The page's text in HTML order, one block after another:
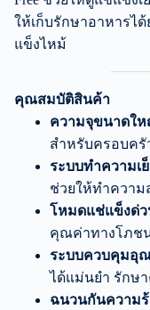
ให้เก็บรักษาอาหารไ
แข็งไหม้
คุณสมบัติสินค้า
ความจุขนาดให
สำหรับครอบครั
ระบบทำความเ
ช่วยให้ทำความ
โหมดแช่แข็งด่ว
คุณค่าทางโภช
ระบบควบคุมอุ
ได้แม่นยำ รักษ
ฉนวนกันความ